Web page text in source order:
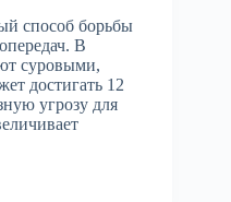
способ борьбы
В
суровыми,
достигать 12
угрозу для